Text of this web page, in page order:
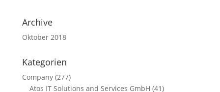
Archive
Oktober 2018
Kategorien
Company(277)
Atos IT Solutions and Services GmbH (41)